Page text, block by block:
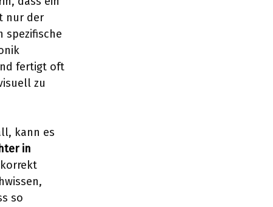
nur der
spezifische
fertigt oft
zu
kann es
in
so